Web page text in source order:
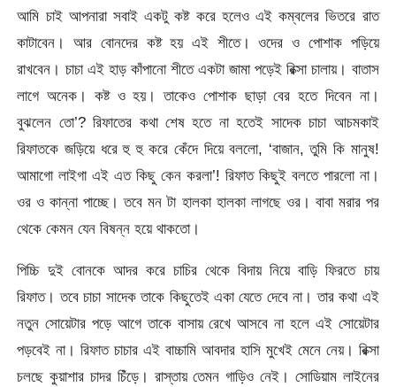
আমি চাই আপনারা সবাই একটু কষ্ট করে হলেও এই কম্বলের ভিতরে রাত
কাটাবেন। আর বোনদের কষ্ট হয় এই শীতে। ওদের ও পোশাক পড়িয়ে
রাখবেন। চাচা এই হাড় কাঁপানো শীতে একটা জামা পড়েই রিক্সা চালায়। বাতাস
লাগে অনেক। কষ্ট ও হয়। তাকেও পোশাক ছাড়া বের হতে দিবেন না।
বুঝলেন তো’? রিফাতের কথা শেষ হতে না হতেই সাদেক চাচা আচমকাই
রিফাতকে জড়িয়ে ধরে হু হু করে কেঁদে দিয়ে বললো, ‘বাজান, তুমি কি মানুষ!
আমাগো লাইগা এই এত কিছু কেন করলা’! রিফাত কিছুই বলতে পারলো না।
ওর ও কান্না পাচ্ছে। তবে মন টা হালকা হালকা লাগছে ওর। বাবা মরার পর
থেকে কেমন যেন বিষন্ন হয়ে থাকতো।
পিচ্চি দুই বোনকে আদর করে চাচির থেকে বিদায় নিয়ে বাড়ি ফিরতে চায়
রিফাত। তবে চাচা সাদেক তাকে কিছুতেই একা যেতে দেবে না। তার কথা এই
নতুন সোয়েটার পড়ে আগে তাকে বাসায় রেখে আসবে না হলে এই সোয়েটার
পড়বেই না। রিফাত চাচার এই বাচ্চামি আবদার হাসি মুখেই মেনে নেয়। রিক্সা
চলছে কুয়াশার চাদর চিঁড়ে। রাস্তায় তেমন গাড়িও নেই। সোডিয়াম লাইনের